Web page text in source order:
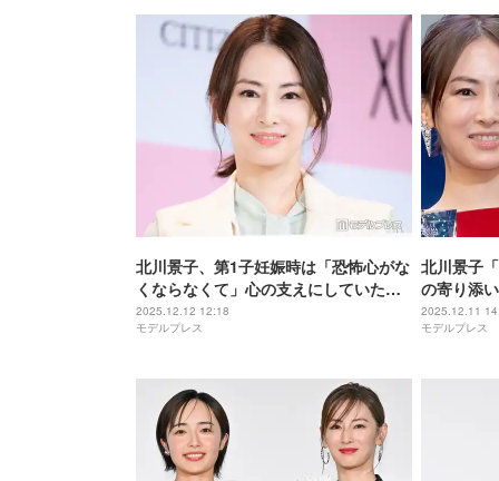
北川景子、第1子妊娠時は「恐怖心がな
くならなくて」心の支えにしていた人
気YouTuber明かす
2025.12.12 12:18
モデルプレス
北川景子
の寄り添
しさ」「
2025.12.11
モデルプレス